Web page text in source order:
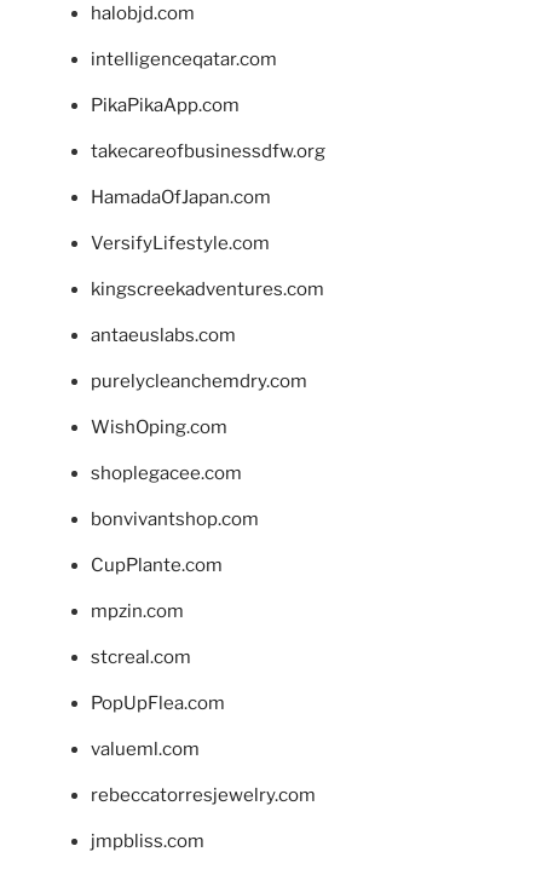
halobjd.com
intelligenceqatar.com
PikaPikaApp.com
takecareofbusinessdfw.org
HamadaOfJapan.com
VersifyLifestyle.com
kingscreekadventures.com
antaeuslabs.com
purelycleanchemdry.com
WishOping.com
shoplegacee.com
bonvivantshop.com
CupPlante.com
mpzin.com
stcreal.com
PopUpFlea.com
valueml.com
rebeccatorresjewelry.com
jmpbliss.com